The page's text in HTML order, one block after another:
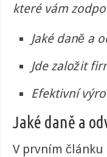
které vám
Jaké daně a
Jde založit
Efektivní
Jaké daně a
V prvním článku